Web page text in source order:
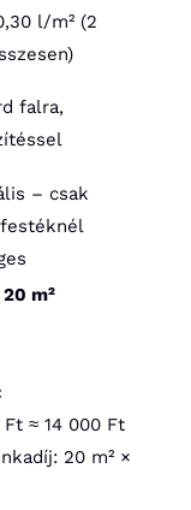
l/m² (2
falra,
– csak
m²
Ft ≈ 14 000 Ft
20 m² ×